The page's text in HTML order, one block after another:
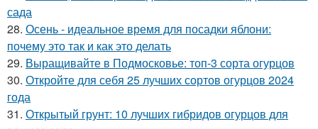
сада
28. Осень - идеальное время для посадки яблони:
почему это так и как это делать
29. Выращивайте в Подмосковье: топ-3 сорта огурцов
30. Откройте для себя 25 лучших сортов огурцов 2024
года
31. Открытый грунт: 10 лучших гибридов огурцов для